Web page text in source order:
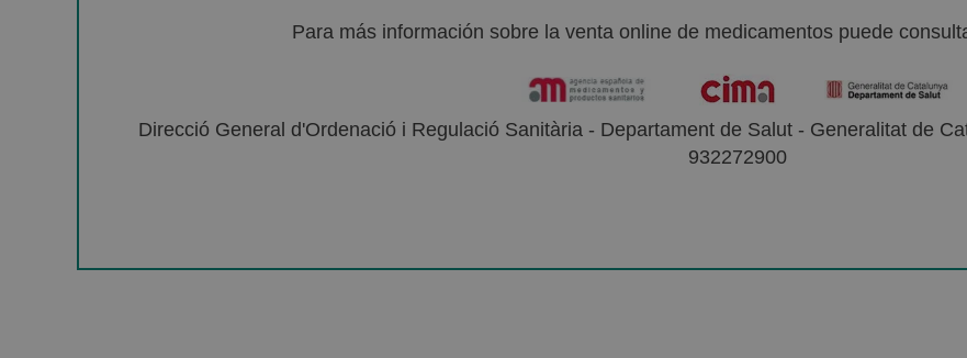
Para más información sobre la venta online de medicamentos puede
Direcció General d'Ordenació i Regulació Sanitària - Departament de Salut - Generalitat de
932272900